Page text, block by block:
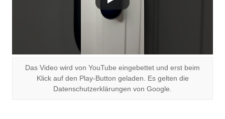
Das Video wird von YouTube eingebettet und erst beim
Klick auf den Play-Button geladen. Es gelten die
Datenschutzerklärungen von Google.